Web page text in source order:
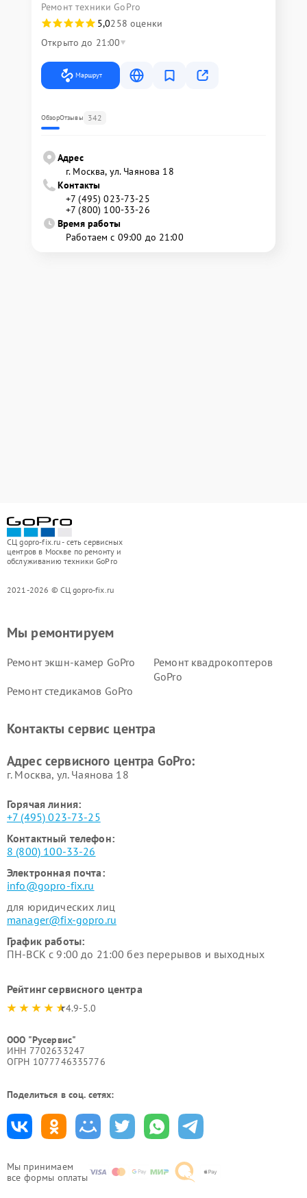
Ремонт техники GoPro
5,0258 оценки
Открыто до 21:00
Маршрут
ОбзорОтзывы 342
Адрес
г. Москва, ул. Чаянова 18
Контакты
+7 (495) 023-73-25
+7 (800) 100-33-26
Время работы
Работаем с 09:00 до 21:00
СЦ gopro-fix.ru - сеть сервисных
центров в Москве по ремонту и
обслуживанию техники GoPro
2021-2026 © СЦ gopro-fix.ru
Мы принимаем
все формы оплаты
Мы ремонтируем
Ремонт экшн-камер GoPro
Ремонт квадрокоптеров
GoPro
Ремонт стедикамов GoPro
Контакты сервис центра
Адрес сервисного центра GoPro:
г. Москва, ул. Чаянова 18
Горячая линия:
+7 (495) 023-73-25
Контактный телефон:
8 (800) 100-33-26
Электронная почта:
info@gopro-fix.ru
для юридических лиц
manager@fix-gopro.ru
График работы:
ПН-ВСК с 9:00 до 21:00 без перерывов и выходных
Рейтинг сервисного центра
4.9-5.0
ООО "Русервис"
ИНН 7702633247
ОГРН 1077746335776
Поделиться в соц. сетях: